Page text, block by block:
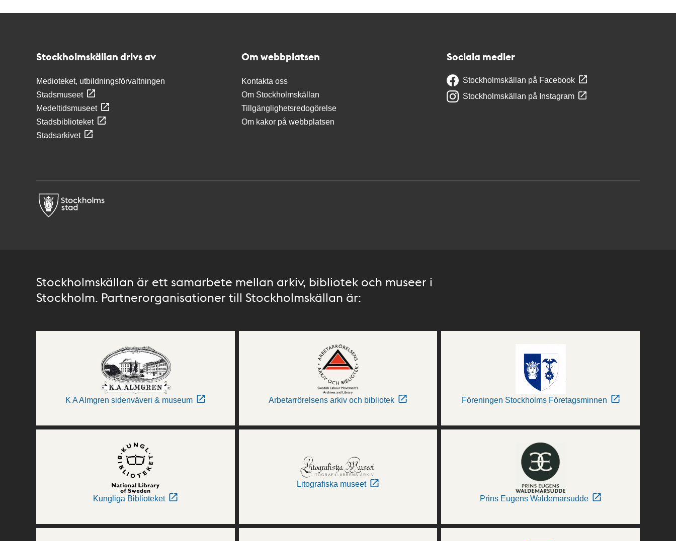
Stockholmskällan drivs av
Medioteket, utbildningsförvaltningen
Stadsmuseet
Medeltidsmuseet
Stadsbiblioteket
Stadsarkivet
Om webbplatsen
Kontakta oss
Om Stockholmskällan
Tillgänglighetsredogörelse
Om kakor på webbplatsen
Sociala medier
Stockholmskällan på Facebook
Stockholmskällan på Instagram
Stockholmskällan är ett samarbete mellan arkiv, bibliotek och museer i
Stockholm. Partnerorganisationer till Stockholmskällan är:
K A Almgren sidenväveri & museum Arbetarrörelsens arkiv och bibliotek Föreningen Stockholms Företagsminnen
Kungliga Biblioteket
Litografiska museet
Prins Eugens Waldemarsudde